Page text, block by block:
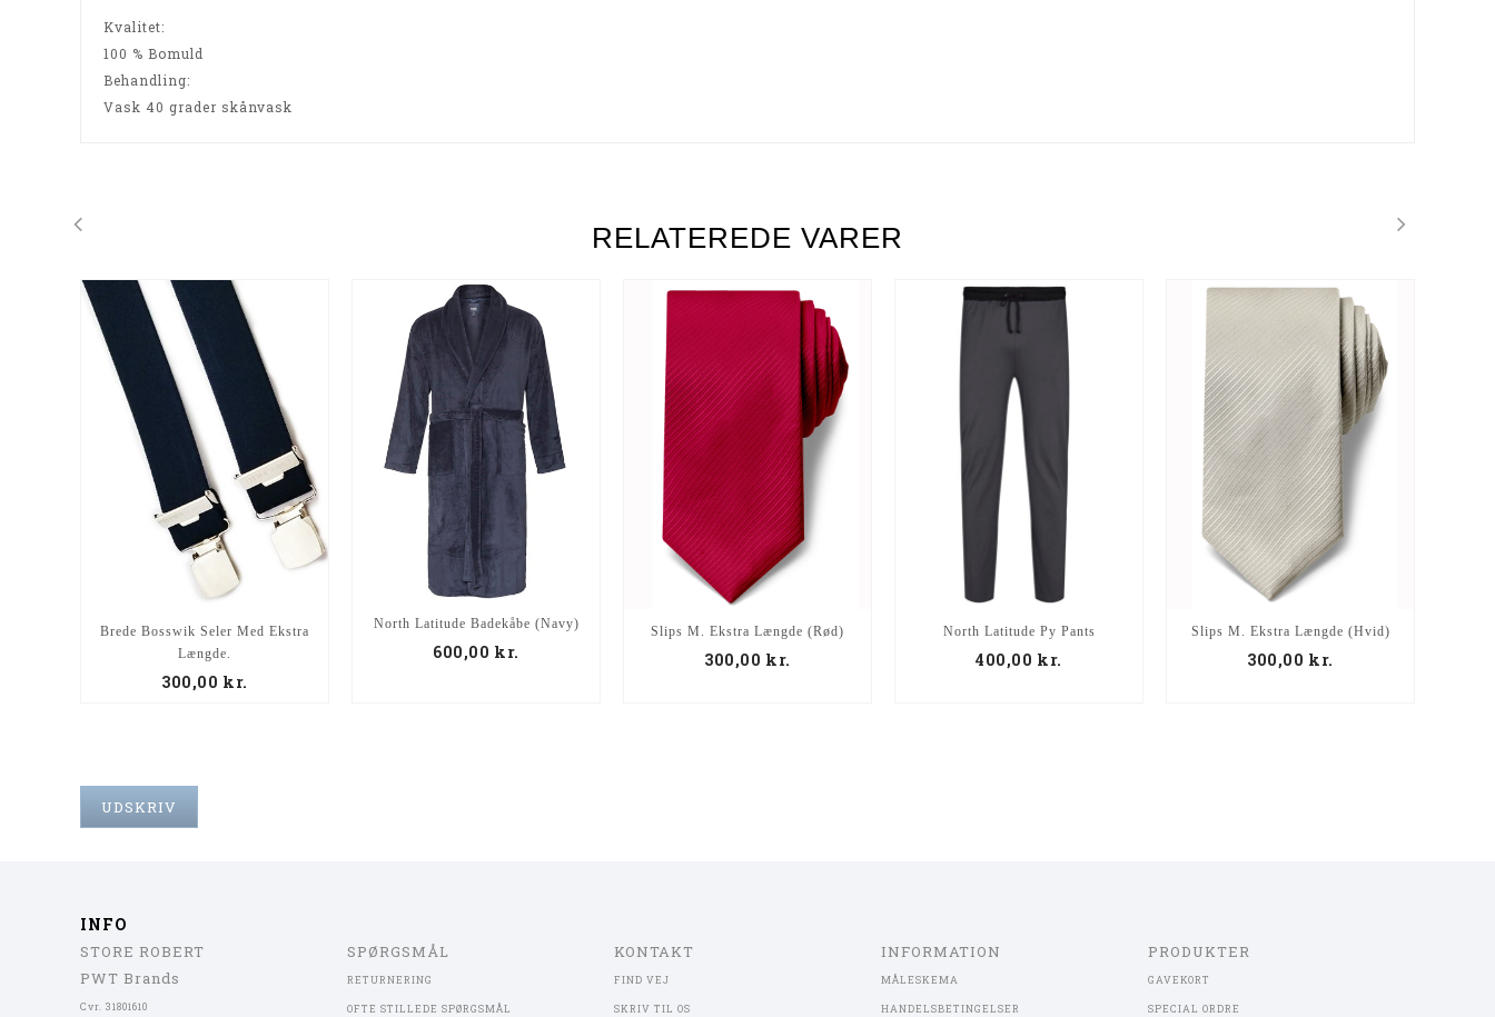
Kvalitet:
100 % Bomuld
Behandling:
Vask 40 grader skånvask
RELATEREDE VARER
Brede Bosswik Seler Med Ekstra
Længde.
300,00kr.
North Latitude Badekåbe (Navy)
600,00kr.
Slips M. Ekstra Længde (Rød)
300,00kr.
North Latitude Py Pants
400,00kr.
Slips M. Ekstra Længde (Hvid)
300,00kr.
UDSKRIV
INFO
STORE ROBERT
PWT Brands
Cvr. 31801610
SPØRGSMÅL
RETURNERING
OFTE STILLEDE SPØRGSMÅL
KONTAKT
FIND VEJ
SKRIV TIL OS
INFORMATION
MÅLESKEMA
HANDELSBETINGELSER
PRODUKTER
GAVEKORT
SPECIAL ORDRE